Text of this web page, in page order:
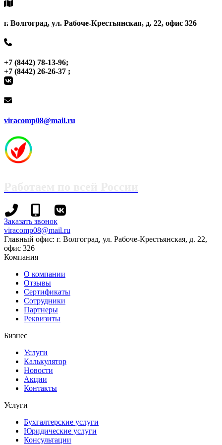
г. Волгоград, ул. Рабоче-Крестьянская, д. 22, офис 326
+7 (8442) 78-13-96;
+7 (8442) 26-26-37 ;
viracomp08@mail.ru
+7
(8442)
78-
13-
96
+7
(995)
695-
70-
99
Заказать звонок
viracomp08@mail.ru
Главный офис: г. Волгоград, ул. Рабоче-Крестьянская, д. 22,
офис 326
Компания
О компании
Отзывы
Сертификаты
Сотрудники
Партнеры
Реквизиты
Бизнес
Услуги
Калькулятор
Новости
Акции
Контакты
Услуги
Бухгалтерские услуги
Юридические услуги
Консультации